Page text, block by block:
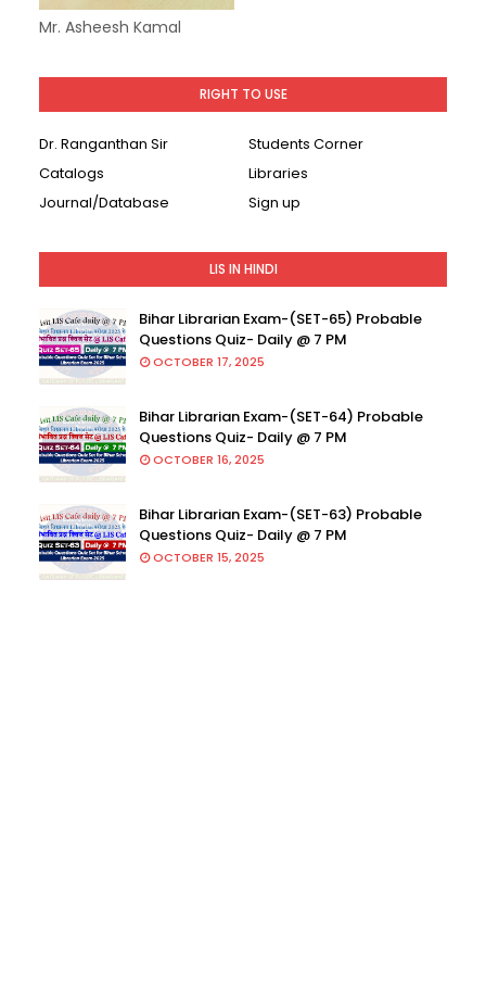
Mr. Asheesh Kamal
RIGHT TO USE
Dr. Ranganthan Sir
Students Corner
Catalogs
Libraries
Journal/Database
Sign up
LIS IN HINDI
Bihar Librarian Exam-(SET-65) Probable
Questions Quiz- Daily @ 7 PM
OCTOBER 17, 2025
Bihar Librarian Exam-(SET-64) Probable
Questions Quiz- Daily @ 7 PM
OCTOBER 16, 2025
Bihar Librarian Exam-(SET-63) Probable
Questions Quiz- Daily @ 7 PM
OCTOBER 15, 2025